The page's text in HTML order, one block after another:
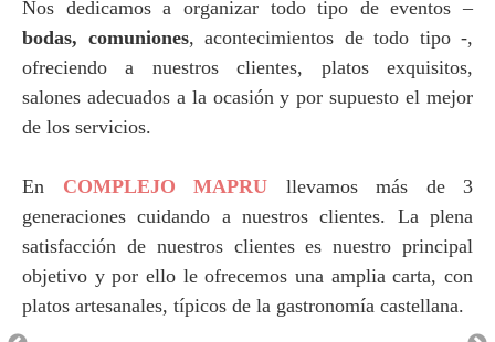
Nos dedicamos a organizar todo tipo de eventos –
bodas, comuniones, acontecimientos de todo tipo -,
ofreciendo a nuestros clientes, platos exquisitos,
salones adecuados a la ocasión y por supuesto el mejor
de los servicios.
En COMPLEJO MAPRU
llevamos más de 3
generaciones cuidando a nuestros clientes. La plena
satisfacción de nuestros clientes es nuestro principal
objetivo y por ello le ofrecemos una amplia carta, con
platos artesanales, típicos de la gastronomía castellana.